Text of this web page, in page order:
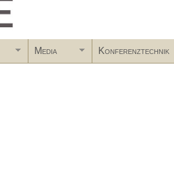
Media Konferenztechnik